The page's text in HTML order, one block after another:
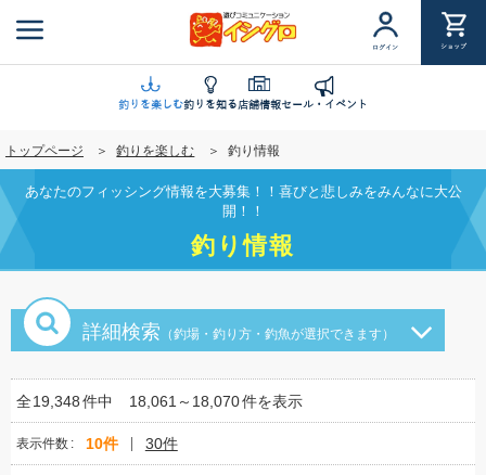
ン
に
移
動
ログイン ショップ
釣りを楽しむ釣りを知る店舗情報セール・イベント
トップページ 釣りを楽しむ 釣り情報
あなたのフィッシング情報を大募集！！喜びと悲しみをみんなに大公
開！！
釣り情報
詳細検索 （釣場・釣り方・釣魚が選択できます）
全19,348件中 18,061～18,070件を表示
表示件数 10件 30件